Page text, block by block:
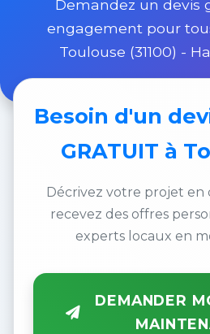
Demandez un devis
engagement pour
Toulouse (31100) -
Besoin d'un
GRATUIT à
Décrivez votre projet en
recevez des offres
experts locaux en
DEMANDER